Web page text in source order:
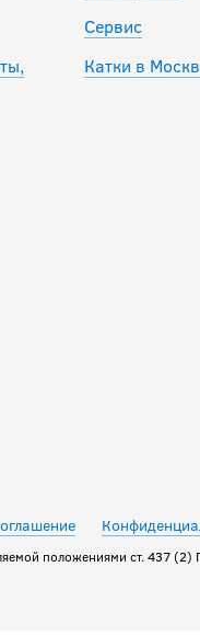
Сервис
Катки в
положениями ст. 437 (2)